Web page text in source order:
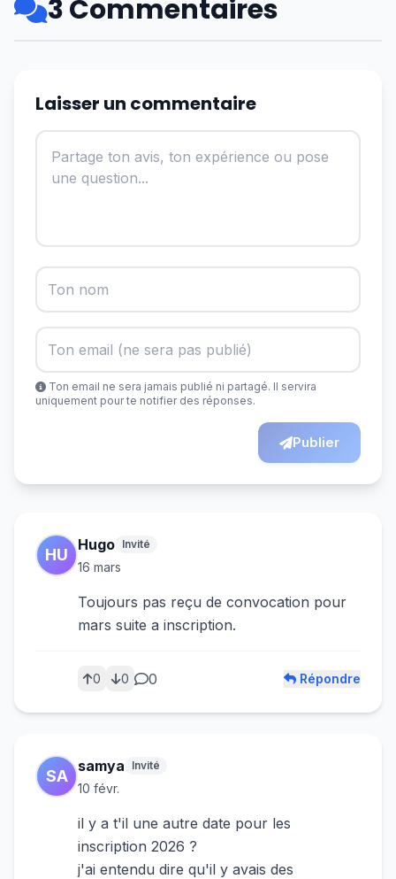
3 Commentaires
Laisser un commentaire
Ton email ne sera jamais publié ni partagé. Il servira
uniquement pour te notifier des réponses.
Publier
HU
Hugo Invité
16 mars
Toujours pas reçu de convocation pour
mars suite a inscription.
0 0 0 Répondre
SA
samya Invité
10 févr.
il y a t'il une autre date pour les
inscription 2026 ?
j'ai entendu dire qu'il y avais des